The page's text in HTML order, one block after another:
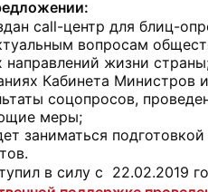
call-центр для блиц-
вопросам
направлений жизни
Кабинета Министров
соцопросов,
меры;
заниматься
в силу с 22.02.2019